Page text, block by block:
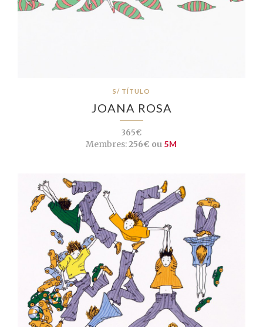
S/ TÍTULO
JOANA ROSA
365€
Membres:256€ ou 5M